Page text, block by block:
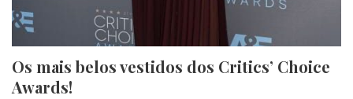
Os mais belos vestidos dos Critics’ Choice
Awards!